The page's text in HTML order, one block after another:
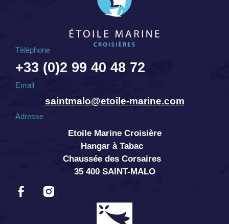
Téléphone
+33 (0)2 99 40 48 72
Email
saintmalo@etoile-marine.com
Adresse
Etoile Marine Croisière
Hangar à Tabac
Chaussée des Corsaires
35 400 SAINT-MALO